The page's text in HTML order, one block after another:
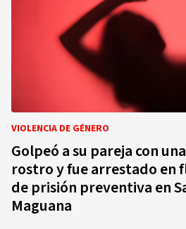
VIOLENCIA DE GÉNERO
Golpeó a su pareja con
rostro y fue arrestado en
de prisión preventiva en
Maguana